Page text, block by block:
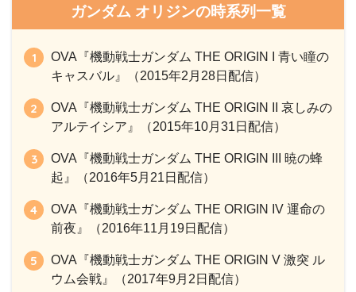
ガンダム オリジンの時系列一覧
OVA『機動戦士ガンダム THE ORIGIN I 青い瞳の
キャスバル』（2015年2月28日配信）
OVA『機動戦士ガンダム THE ORIGIN II 哀しみの
アルテイシア』（2015年10月31日配信）
OVA『機動戦士ガンダム THE ORIGIN III 暁の蜂
起』（2016年5月21日配信）
OVA『機動戦士ガンダム THE ORIGIN IV 運命の
前夜』（2016年11月19日配信）
OVA『機動戦士ガンダム THE ORIGIN V 激突 ル
ウム会戦』（2017年9月2日配信）